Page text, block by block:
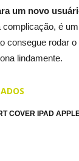
um novo
é
consegue rodar
lindamente.
COVER IPAD